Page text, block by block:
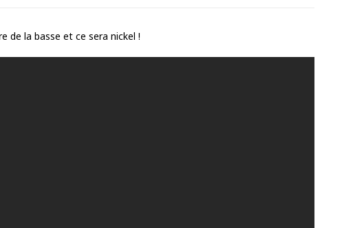
de la basse et ce sera nickel !